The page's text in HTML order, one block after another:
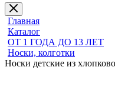
Главная
Каталог
ОТ 1 ГОДА ДО 13 ЛЕТ
Носки, колготки
Носки детские из